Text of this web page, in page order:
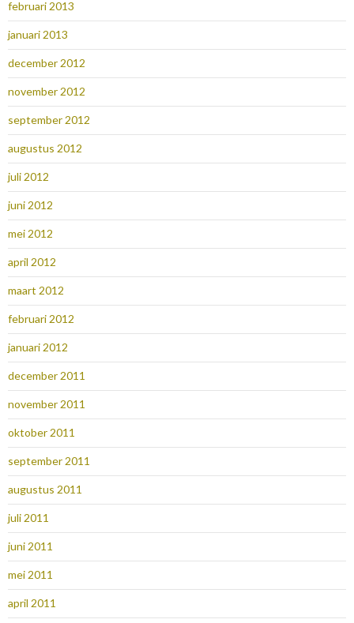
februari 2013
januari 2013
december 2012
november 2012
september 2012
augustus 2012
juli 2012
juni 2012
mei 2012
april 2012
maart 2012
februari 2012
januari 2012
december 2011
november 2011
oktober 2011
september 2011
augustus 2011
juli 2011
juni 2011
mei 2011
april 2011